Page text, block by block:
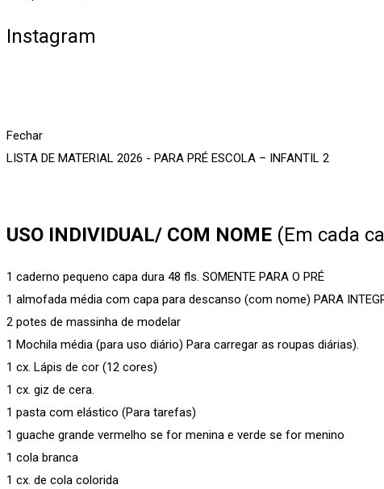
Instagram
Fechar
LISTA DE MATERIAL 2026 - PARA PRÉ ESCOLA – INFANTIL 2
USO INDIVIDUAL/ COM NOME (Em cada
1 caderno pequeno capa dura 48 fls. SOMENTE PARA O PRÉ
1 almofada média com capa para descanso (com nome) PARA
2 potes de massinha de modelar
1 Mochila média (para uso diário) Para carregar as roupas diárias).
1 cx. Lápis de cor (12 cores)
1 cx. giz de cera.
1 pasta com elástico (Para tarefas)
1 guache grande vermelho se for menina e verde se for menino
1 cola branca
1 cx. de cola colorida